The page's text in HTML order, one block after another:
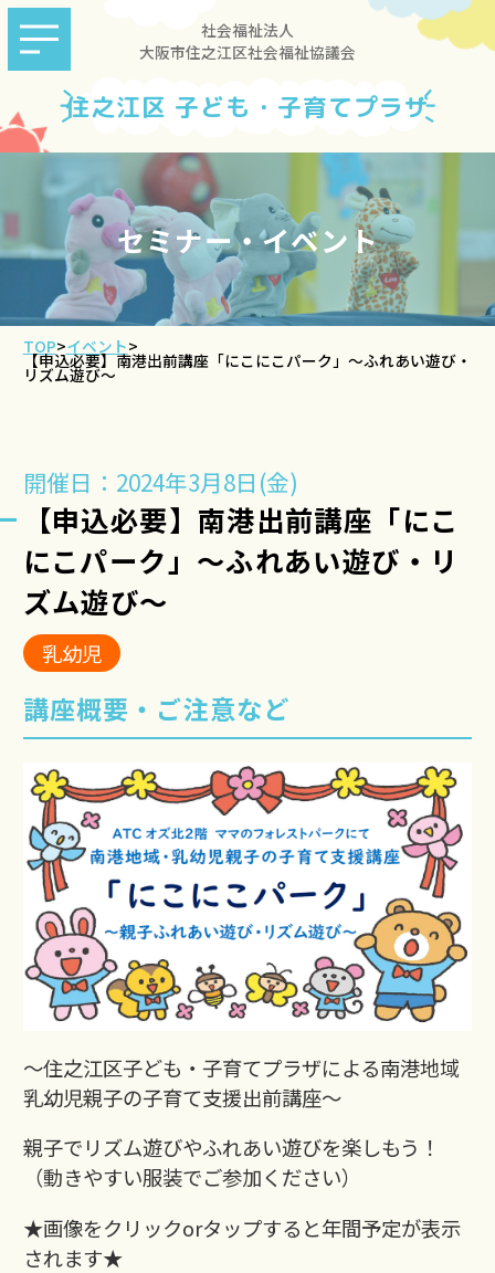
社会福祉法人
大阪市住之江区社会福祉協議会
住之江区 子ども・子育てプラザ
セミナー・イベント
TOP>イベント>
【申込必要】南港出前講座「にこにこパーク」～ふれあい遊び・
リズム遊び～
開催日：2024年3月8日(金)
【申込必要】南港出前講座「にこ
にこパーク」～ふれあい遊び・リ
ズム遊び～
乳幼児
講座概要・ご注意など
～住之江区子ども・子育てプラザによる南港地域
乳幼児親子の子育て支援出前講座～
親子でリズム遊びやふれあい遊びを楽しもう！
（動きやすい服装でご参加ください）
★画像をクリックorタップすると年間予定が表示
されます★